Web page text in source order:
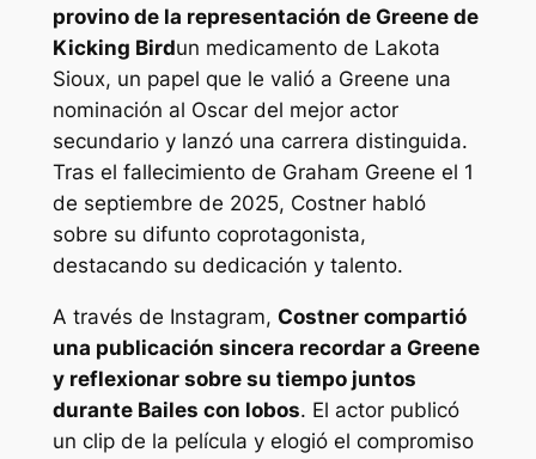
provino de la representación de Greene de
Kicking Birdun medicamento de Lakota
Sioux, un papel que le valió a Greene una
nominación al Oscar del mejor actor
secundario y lanzó una carrera distinguida.
Tras el fallecimiento de Graham Greene el 1
de septiembre de 2025, Costner habló
sobre su difunto coprotagonista,
destacando su dedicación y talento.
A través de Instagram, Costner compartió
una publicación sincera recordar a Greene
y reflexionar sobre su tiempo juntos
durante Bailes con lobos. El actor publicó
un clip de la película y elogió el compromiso